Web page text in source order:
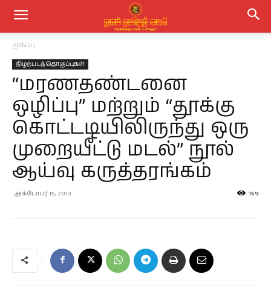
முகப்பு
நிழற்படத் தொகுப்புகள்
“மரணதண்டனை
ஒழிப்பு” மற்றும் “தூக்கு
கொட்டடியிலிருந்து ஒரு
முறையீட்டு மடல்” நூல்
ஆய்வு கருத்தரங்கம்
அக்டோபர் 15, 2013 159